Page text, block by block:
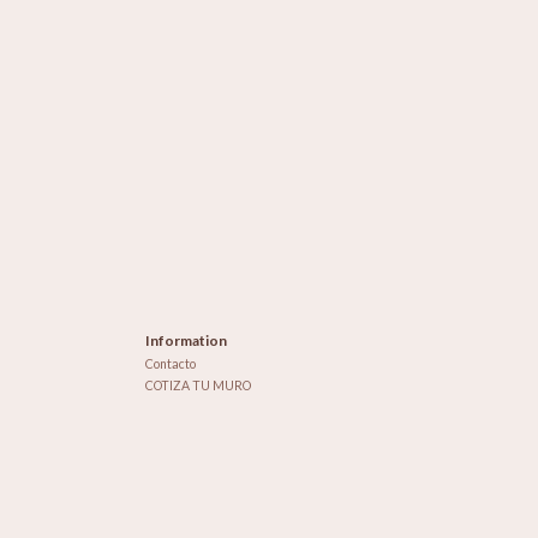
Information
Contacto
COTIZA TU MURO